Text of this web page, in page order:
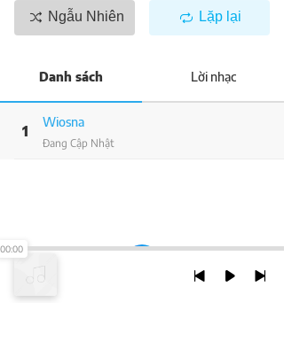
Ngẫu Nhiên Lặp lại
Danh sách Lời nhạc
1
Wiosna
Đang Cập Nhật
00:00